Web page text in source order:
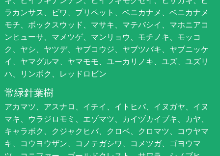
ラカンサス、ビワ、プリペット、ベニカナメ、ベニカナメ
モチ、ボックスウッド、マサキ、マテバシイ、マホニアコ
ンヒューサ、マメツゲ、マンリョウ、モチノキ、モッコ
ク、ヤシ、ヤツデ、ヤブコウジ、ヤブツバキ、ヤブニッケ
イ、ヤマグルマ、ヤマモモ、ユーカリノキ、ユズ、ユズリ
ハ、リンボク、レッドロビン
常緑針葉樹
アカマツ、アスナロ、イチイ、イトヒバ、イヌガヤ、イヌ
マキ、ウラジロモミ、エゾマツ、カイヅカイブキ、カヤ、
キャラボク、クジャクヒバ、クロベ、クロマツ、コウヤマ
キ、コウヨウザン、コノテガシワ、コメツガ、ゴヨウマ